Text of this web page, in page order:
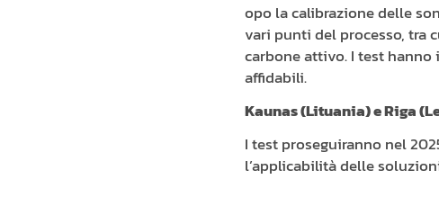
opo la calibrazione delle
vari punti del processo, tra
carbone attivo. I test hanno
affidabili.
Kaunas (Lituania) e Riga
I test proseguiranno nel
l’applicabilità delle